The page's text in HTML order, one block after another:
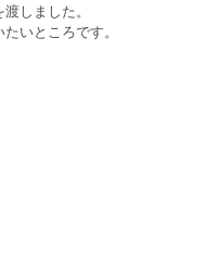
しました。
いところです。